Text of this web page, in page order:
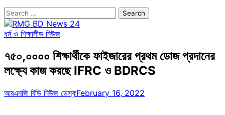
Search
for:
ধর্ম ও শিক্ষালীড নিউজ
৭৫০,০০০০ শিক্ষার্থীকে ফাইজারের প্রথম ডোজ প্রদানের
লক্ষ্যে কাজ করছে IFRC ও BDRCS
আরএমজি বিডি নিউজ ডেস্কFebruary 16, 2022